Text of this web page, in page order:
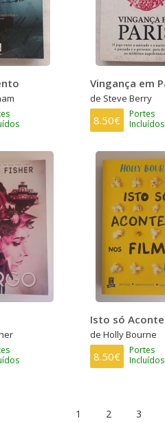
Vingança em
de Steve Berry
8.50€
Portes
Incluídos
Isto só
de Holly Bourne
8.50€
Portes
Incluídos
Página
1 Page
2 Page
3